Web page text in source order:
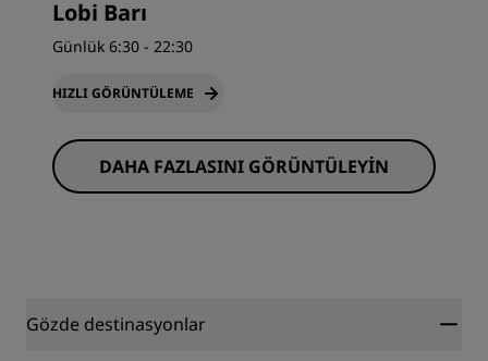
Lobi Barı
Günlük 6:30 - 22:30
HIZLI GÖRÜNTÜLEME
DAHA FAZLASINI GÖRÜNTÜLEYIN
Gözde destinasyonlar